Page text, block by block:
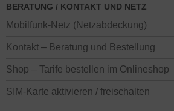
BERATUNG / KONTAKT UND NETZ
Mobilfunk-Netz (Netzabdeckung)
Kontakt – Beratung und Bestellung
Shop – Tarife bestellen im Onlineshop
SIM-Karte aktivieren / freischalten